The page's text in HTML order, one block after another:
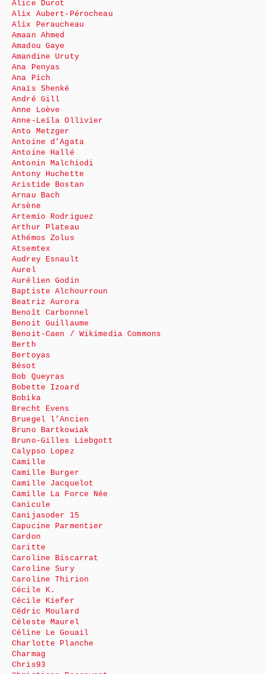
Alice Durot
Alix Aubert-Pérocheau
Alix Peraucheau
Amaan Ahmed
Amadou Gaye
Amandine Uruty
Ana Penyas
Ana Pich
Anaïs Shenké
André Gill
Anne Loève
Anne-Leïla Ollivier
Anto Metzger
Antoine d’Agata
Antoine Hallé
Antonin Malchiodi
Antony Huchette
Aristide Bostan
Arnau Bach
Arsène
Artemio Rodriguez
Arthur Plateau
Athémos Zolus
Atsemtex
Audrey Esnault
Aurel
Aurélien Godin
Baptiste Alchourroun
Beatriz Aurora
Benoît Carbonnel
Benoit Guillaume
Benoit-Caen / Wikimedia Commons
Berth
Bertoyas
Bésot
Bob Queyras
Bobette Izoard
Bobika
Brecht Evens
Bruegel l’Ancien
Bruno Bartkowiak
Bruno-Gilles Liebgott
Calypso Lopez
Camille
Camille Burger
Camille Jacquelot
Camille La Force Née
Canicule
Canijasoder 15
Capucine Parmentier
Cardon
Caritte
Caroline Biscarrat
Caroline Sury
Caroline Thirion
Cécile K.
Cécile Kiefer
Cédric Moulard
Céleste Maurel
Céline Le Gouail
Charlotte Planche
Charmag
Chris93